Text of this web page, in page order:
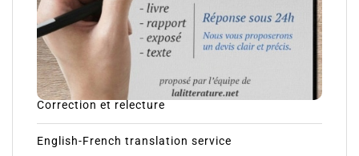
Correction et relecture
English-French translation service